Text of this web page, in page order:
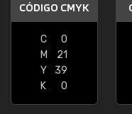
CÓDIGO CMYK
C
0
M
21
Y
39
K
0